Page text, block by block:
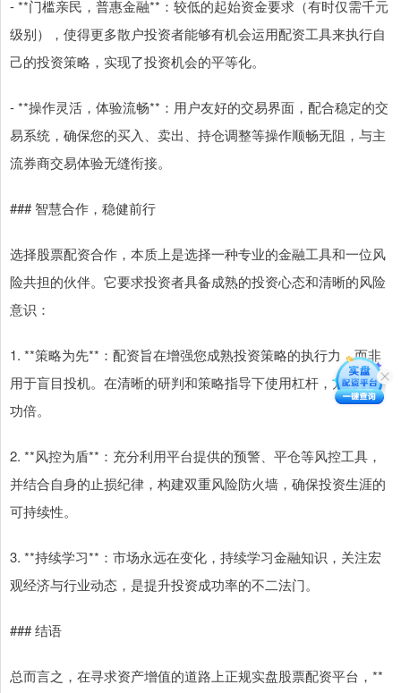
- **门槛亲民，普惠金融**：较低的起始资金要求（有时仅需千元
级别），使得更多散户投资者能够有机会运用配资工具来执行自
己的投资策略，实现了投资机会的平等化。
- **操作灵活，体验流畅**：用户友好的交易界面，配合稳定的交
易系统，确保您的买入、卖出、持仓调整等操作顺畅无阻，与主
流券商交易体验无缝衔接。
### 智慧合作，稳健前行
选择股票配资合作，本质上是选择一种专业的金融工具和一位风
险共担的伙伴。它要求投资者具备成熟的投资心态和清晰的风险
意识：
1. **策略为先**：配资旨在增强您成熟投资策略的执行力，而非
用于盲目投机。在清晰的研判和策略指导下使用杠杆，方能事半
功倍。
2. **风控为盾**：充分利用平台提供的预警、平仓等风控工具，
并结合自身的止损纪律，构建双重风险防火墙，确保投资生涯的
可持续性。
3. **持续学习**：市场永远在变化，持续学习金融知识，关注宏
观经济与行业动态，是提升投资成功率的不二法门。
### 结语
总而言之，在寻求资产增值的道路上正规实盘股票配资平台，**